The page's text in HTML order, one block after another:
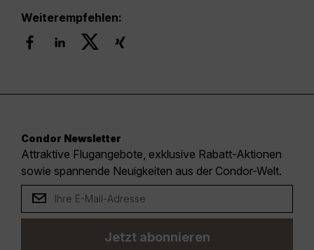
Weiterempfehlen:
Condor Newsletter
Attraktive Flugangebote, exklusive Rabatt-Aktionen
sowie spannende Neuigkeiten aus der Condor-Welt.
Jetzt abonnieren